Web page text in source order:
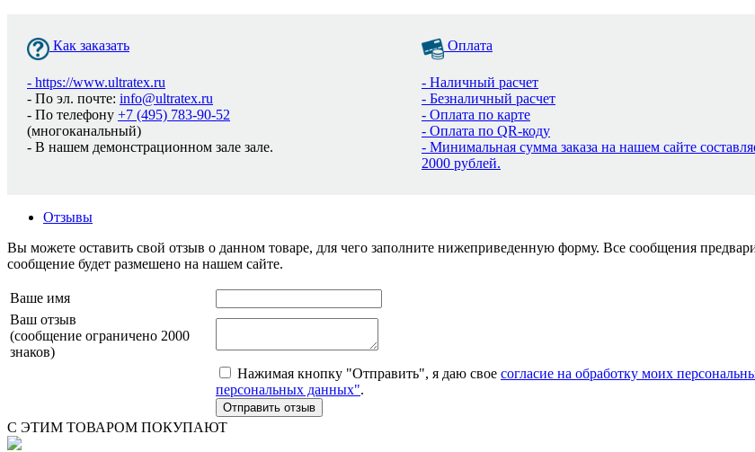
Как заказать
- https://www.ultratex.ru
- По эл. почте: info@ultratex.ru
- По телефону +7 (495) 783-90-52
(многоканальный)
- В нашем демонстрационном зале зале.
Оплата
- Наличный расчет
- Безналичный расчет
- Оплата по карте
- Оплата по QR-коду
- Минимальная сумма заказа на нашем сайте
2000 рублей.
Отзывы
Вы можете оставить свой отзыв о данном товаре, для чего заполните нижеприведенную форму. Все сообщения
сообщение будет размешено на нашем сайте.
Ваше имя
Ваш отзыв
(сообщение ограничено 2000
знаков)
Нажимая кнопку "Отправить", я даю свое согласие на обработку моих
персональных данных".
С ЭТИМ ТОВАРОМ ПОКУПАЮТ